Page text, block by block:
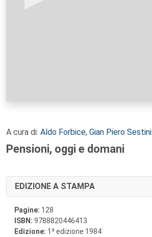
A cura di: Aldo Forbice, Gian Piero Sestini
Pensioni, oggi e domani
EDIZIONE A STAMPA
Pagine: 128
ISBN: 9788820446413
Edizione: 1 a edizione 1984